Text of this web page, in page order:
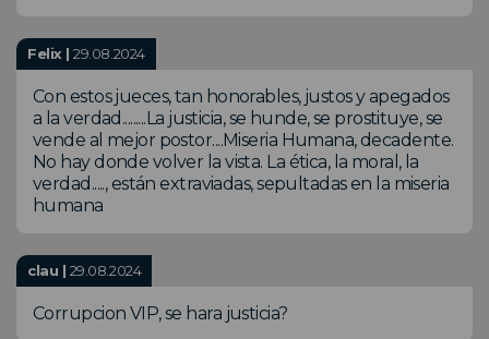
Felix |29.08.2024
Con estos jueces, tan honorables, justos y apegados
a la verdad.........La justicia, se hunde, se prostituye, se
vende al mejor postor....Miseria Humana, decadente.
No hay donde volver la vista. La ética, la moral, la
verdad....., están extraviadas, sepultadas en la miseria
humana
clau | 29.08.2024
Corrupcion VIP, se hara justicia?